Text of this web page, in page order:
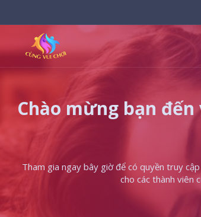
Chào mừng bạn đến
Tham gia ngay bây giờ để có quyền truy
cho các thành viên